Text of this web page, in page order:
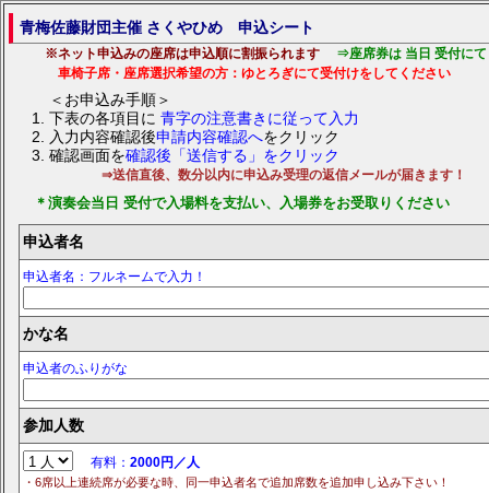
青梅佐藤財団主催 さくやひめ 申込シート
※ネット申込みの座席は申込順に割振られます
⇒座席券は 当日 受付にて
車椅子席・座席選択希望の方：ゆとろぎにて受付けをしてください
＜お申込み手順＞
下表の各項目に 青字の注意書きに従って入力
入力内容確認後申請内容確認へをクリック
確認画面を確認後「送信する」をクリック
⇒送信直後、数分以内に申込み受理の返信メールが届きます！
＊演奏会当日 受付で入場料を支払い、入場券をお受取りください
申込者名
申込者名：フルネームで入力！
かな名
申込者のふりがな
参加人数
有料： 2000円／人
・6席以上連続席が必要な時、同一申込者名で追加席数を追加申し込み下さい！